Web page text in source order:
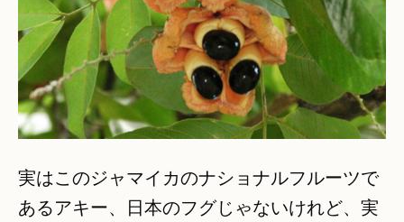
実はこのジャマイカのナショナルフルーツで
あるアキー、日本のフグじゃないけれど、実